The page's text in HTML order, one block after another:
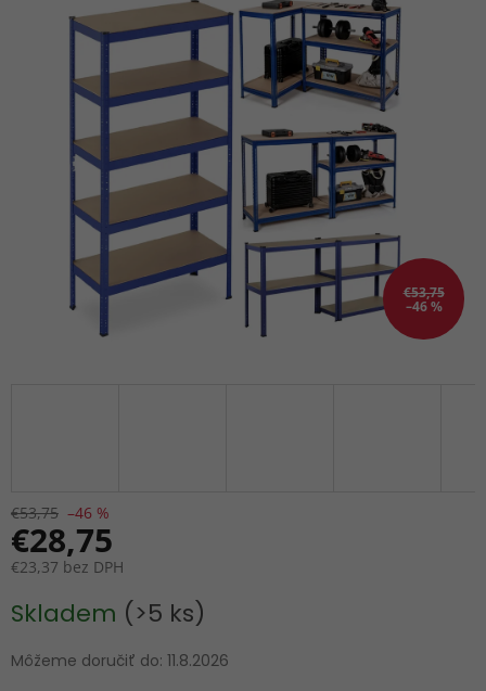
4,0
z
hviezdičiek.
€53,75
–46 %
€53,75 –46 %
€28,75
€23,37 bez DPH
cena:
Skladem (>5 ks)
Môžeme doručiť do: 11.8.2026